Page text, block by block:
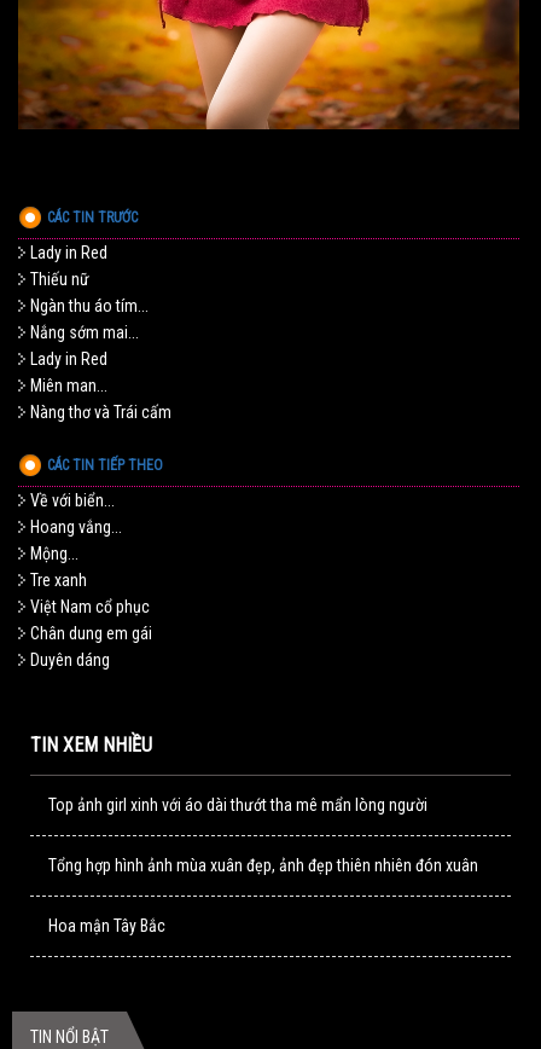
CÁC TIN TRƯỚC
Lady in Red
Thiếu nữ
Ngàn thu áo tím...
Nắng sớm mai...
Lady in Red
Miên man...
Nàng thơ và Trái cấm
CÁC TIN TIẾP THEO
Về với biển...
Hoang vắng...
Mộng...
Tre xanh
Việt Nam cổ phục
Chân dung em gái
Duyên dáng
TIN XEM NHIỀU
Top ảnh girl xinh với áo dài thướt tha mê mẩn lòng người
Tổng hợp hình ảnh mùa xuân đẹp, ảnh đẹp thiên nhiên đón xuân
Hoa mận Tây Bắc
TIN NỔI BẬT